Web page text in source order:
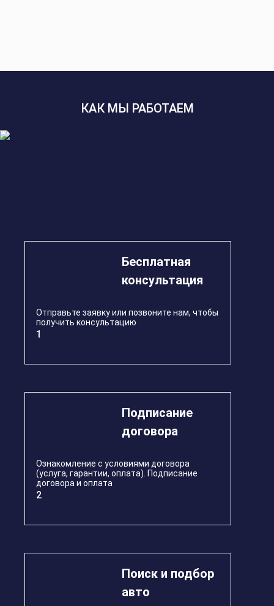
КАК МЫ РАБОТАЕМ
Беcплатная
консультация
Отправьте заявку или позвоните нам, чтобы
получить консультацию
1
Подписание
договора
Ознакомление с условиями договора
(услуга, гарантии, оплата). Подписание
договора и оплата
2
Поиск и подбор
авто